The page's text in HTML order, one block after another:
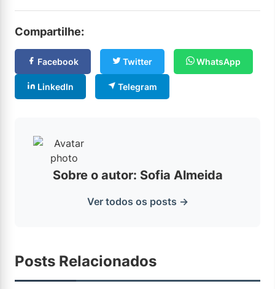
Compartilhe:
Facebook Twitter WhatsApp
LinkedIn Telegram
Sobre o autor: Sofia Almeida
Ver todos os posts →
Posts Relacionados